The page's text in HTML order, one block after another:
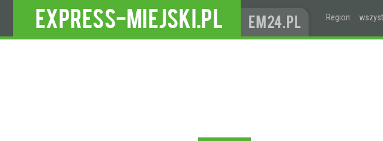
Region: